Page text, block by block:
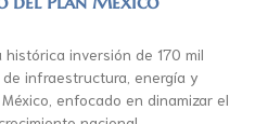
inversión de 170 mil
infraestructura, energía y
enfocado en dinamizar el